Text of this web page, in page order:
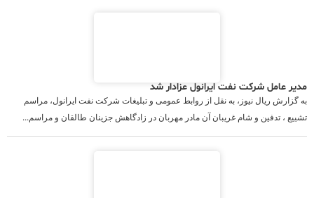
مدیر عامل شرکت نفت ایرانول عزادار شد
به گزارش ریال نیوز، به نقل از روابط عمومی و تبلیغات شرکت نفت ایرانول، مراسم
تشییع ، تدفین و شام غریبان آن مادر مهربان در زادگاهش جزینان طالقان و مراسم...